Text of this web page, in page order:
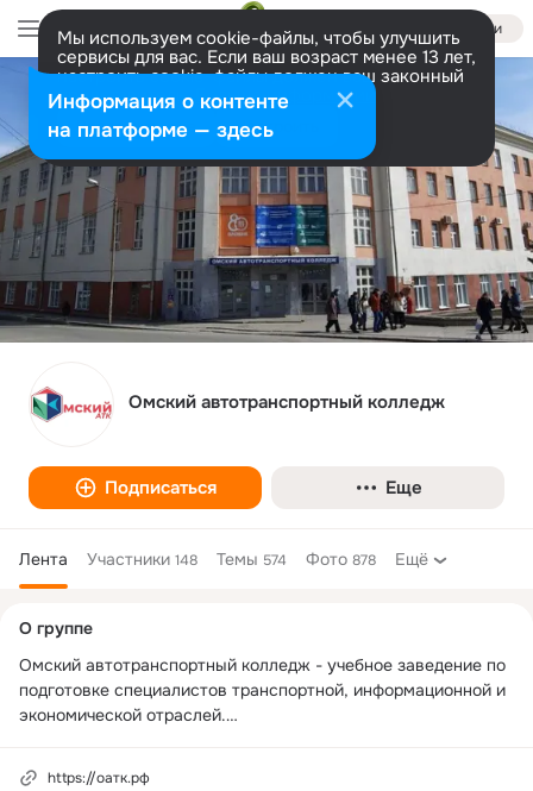
Войти
Мы используем cookie-файлы, чтобы улучшить
сервисы для вас. Если ваш возраст менее 13 лет,
настроить cookie-файлы должен ваш законный
представитель. Больше информации
Разрешить все Настроить
Омский автотранспортный колледж
Подписаться Еще
Лента Участники 148 Темы 574 Фото 878 Ещё
колонка
О группе
Омский автотранспортный колледж - учебное заведение по
подготовке специалистов транспортной, информационной и
экономической отраслей.
Мы ВК:
https://оатк.рф
Информация о контенте
на платформе — здесь